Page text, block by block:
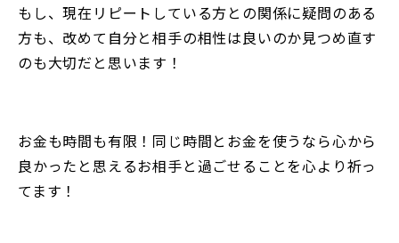
もし、現在リピートしている方との関係に疑問のある
方も、改めて自分と相手の相性は良いのか見つめ直す
のも大切だと思います！
お金も時間も有限！同じ時間とお金を使うなら心から
良かったと思えるお相手と過ごせることを心より祈っ
てます！